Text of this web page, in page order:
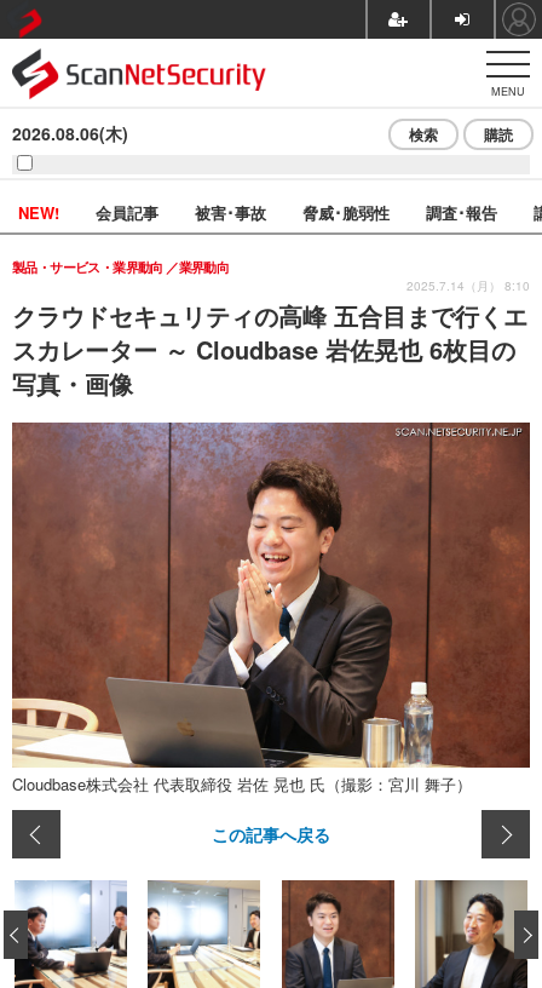
MENU
2026.08.06(木) 検索 購読
NEW! 会員記事 被害･事故 脅威･脆弱性 調査･報告
クラウドセキュリティの高峰 五合目まで行くエ
スカレーター ～ Cloudbase 岩佐晃也 6枚目の
写真・画像
製品・サービス・業界動向 業界動向
2025.7.14（月） 8:10
Cloudbase株式会社 代表取締役 岩佐 晃也 氏（撮影：宮川 舞子）
この記事へ戻る
‹